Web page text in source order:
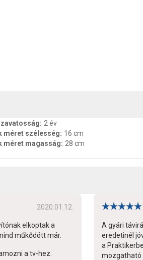
: 2 év
méret szélesség: 16 cm
méret magasság: 28 cm
2020.01.12.
elkoptak a
műkődött már.
a tv-hez.
A gyári
eredetinél
a
mozgatható